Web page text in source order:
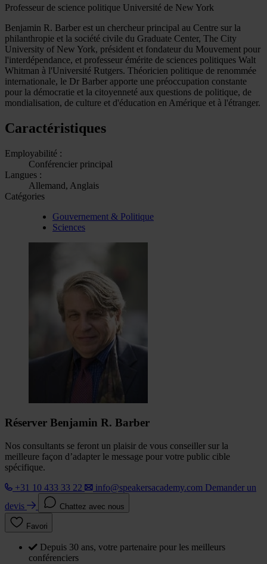
Professeur de science politique Université de New York
Benjamin R. Barber est un chercheur principal au Centre sur la
philanthropie et la société civile du Graduate Center, The City
University of New York, président et fondateur du Mouvement pour
l'interdépendance, et professeur émérite de sciences politiques Walt
Whitman à l'Université Rutgers. Théoricien politique de renommée
internationale, le Dr Barber apporte une préoccupation constante
pour la démocratie et la citoyenneté aux questions de politique, de
mondialisation, de culture et d'éducation en Amérique et à l'étranger.
Caractéristiques
Employabilité :
Conférencier principal
Langues :
Allemand, Anglais
Catégories
Gouvernement & Politique
Sciences
Réserver Benjamin R. Barber
Nos consultants se feront un plaisir de vous conseiller sur la
meilleure façon d’adapter le message pour votre public cible
spécifique.
+31 10 433 33 22
info@speakersacademy.com Demander un
devis
Chattez avec nous
Favori
Depuis 30 ans, votre partenaire pour les meilleurs
conférenciers